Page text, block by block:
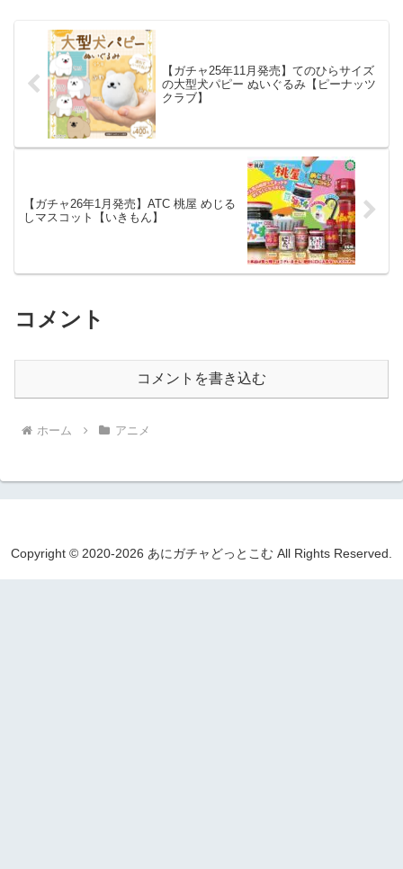
【ガチャ25年11月発売】てのひらサイズ
の大型犬パピー ぬいぐるみ【ピーナッツ
クラブ】
【ガチャ26年1月発売】ATC 桃屋 めじる
しマスコット【いきもん】
コメント
コメントを書き込む
ホーム アニメ
Copyright © 2020-2026 あにガチャどっとこむ All Rights Reserved.